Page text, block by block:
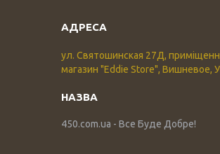
ул. Святошинская 27Д,
магазин "Eddie Store", Вишневое,
450.com.ua - Все Буде Добре!